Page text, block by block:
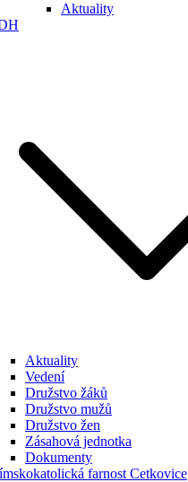
Aktuality
Aktuality
Vedení
Družstvo žáků
Družstvo mužů
Družstvo žen
Zásahová jednotka
Dokumenty
farnost Cetkovice